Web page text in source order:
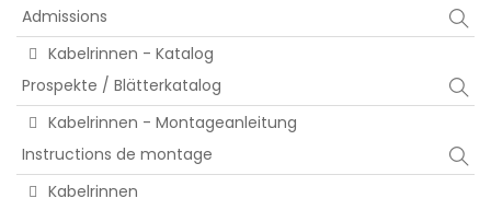
Admissions
Kabelrinnen - Katalog
Prospekte / Blätterkatalog
Kabelrinnen - Montageanleitung
Instructions de montage
Kabelrinnen